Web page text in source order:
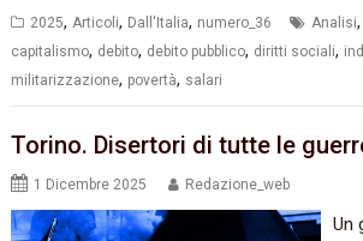
2025, Articoli, Dall'Italia, numero_36 Analisi,
capitalismo, debito, debito pubblico, diritti sociali,
militarizzazione, povertà, salari
Torino. Disertori di tutte le
1 Dicembre 2025 Redazione_web
Un